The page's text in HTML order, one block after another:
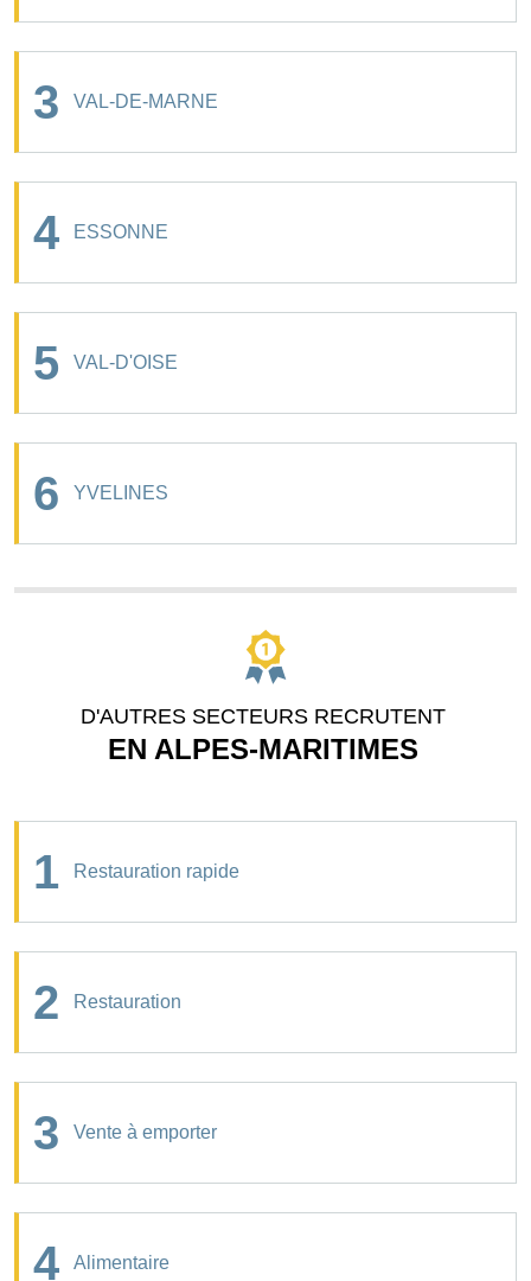
3 VAL-DE-MARNE
4 ESSONNE
5 VAL-D'OISE
6 YVELINES
D'AUTRES SECTEURS RECRUTENT
EN ALPES-MARITIMES
1 Restauration rapide
2 Restauration
3 Vente à emporter
4 Alimentaire